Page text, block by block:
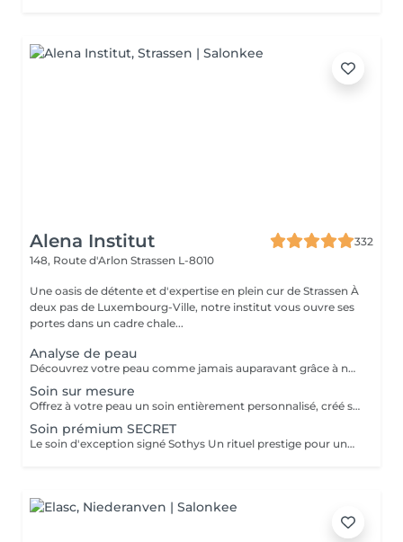
Alena Institut
332
148, Route d'Arlon Strassen L-8010
Une oasis de détente et d'expertise en plein cur de Strassen À
deux pas de Luxembourg-Ville, notre institut vous ouvre ses
portes dans un cadre chale...
Analyse de peau
Découvrez votre peau comme jamais auparavant grâce à notre diagnostic cutané avancé. À l'aide d'un analyseur professionnel et de l'oeil expert de votre esthéticienne, nous évaluons différents paramètres essentiels tels que l'hydratation, le sébum, la profondeur des rides , l'état de votre barrière cutané et beaucoup d'autre mesures afin d'obtenir une vision précise de l'état de votre peau. Cette analyse nous permet de cibler vos besoins réels et de vous orienter vers les soins et les produits les plus adaptés pour optimiser vos résultats. Un véritable point de départ pour construire une routine beauté efficace et personnalisée. Diagnostic offert lorsqu'il est réalisé dans le cadre d'un soin ou à l'achat de produits.
Soin sur mesure
Offrez à votre peau un soin entièrement personnalisé, créé sur mesure par votre experte Sothys selon ses besoins du moment. Grâce à un analyseur professionnel et à l'il expert de votre esthéticienne, nous évaluons différents paramètres essentiels : hydratation, sébum, profondeur des rides, état de la barrière cutanée et bien d'autres mesures. Ce diagnostic précis permet d'identifier les besoins réels de votre peau et d'adapter chaque étape du soin : nettoyage profond, exfoliation ciblée, modelage expert, masque haute performance et sélection d'actifs Sothys selon votre objectif hydratation, éclat, apaisement, anti-âge ou pureté. Un seul soin, des milliers de possibilités, pour rééquilibrer votre peau et révéler un teint plus lumineux, plus lisse et plus uniforme dès la première séance. Un véritable point de départ pour construire une routine beauté efficace, avec des soins et des produits parfaitement adaptés à votre peau.
Soin prémium SECRET
Le soin d'exception signé Sothys Un rituel prestige pour une transformation visible de la peau et une expérience sensorielle incomparable. Ce soin d'exception combine des manoeuvres expertes Sothys, des textures nobles, un double modelage visage sur-mesure et un masque haute performance pour lisser, repulper et illuminer intensément la peau. Grâce à une séquence unique de gestes précis et enveloppants, le Rituel Secret offre un moment de lâcher-prise total et des résultats visibles dès la première séance : peau éclatante, lissée, revitalisée et profondément nourrie. Un soin rare, élégant, pensé pour les clientes exigeantes qui recherchent : - une expérience prémium, - des résultats anti-âge visibles rapidement, - un moment d'exception, hors du temps, réservé aux instituts experts Sothys.